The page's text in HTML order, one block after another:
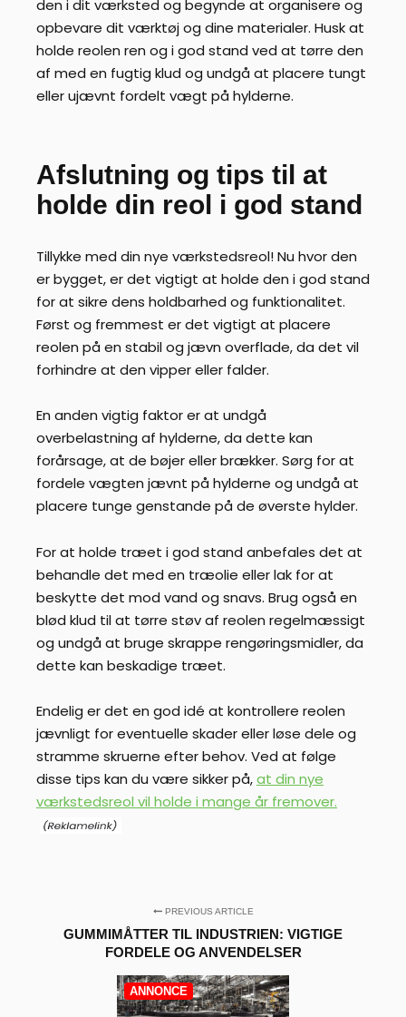
den i dit værksted og begynde at organisere og
opbevare dit værktøj og dine materialer. Husk at
holde reolen ren og i god stand ved at tørre den
af ​​med en fugtig klud og undgå at placere tungt
eller ujævnt fordelt vægt på hylderne.
Afslutning og tips til at
holde din reol i god stand
Tillykke med din nye værkstedsreol! Nu hvor den
er bygget, er det vigtigt at holde den i god stand
for at sikre dens holdbarhed og funktionalitet.
Først og fremmest er det vigtigt at placere
reolen på en stabil og jævn overflade, da det vil
forhindre at den vipper eller falder.
En anden vigtig faktor er at undgå
overbelastning af hylderne, da dette kan
forårsage, at de bøjer eller brækker. Sørg for at
fordele vægten jævnt på hylderne og undgå at
placere tunge genstande på de øverste hylder.
For at holde træet i god stand anbefales det at
behandle det med en træolie eller lak for at
beskytte det mod vand og snavs. Brug også en
blød klud til at tørre støv af reolen regelmæssigt
og undgå at bruge skrappe rengøringsmidler, da
dette kan beskadige træet.
Endelig er det en god idé at kontrollere reolen
jævnligt for eventuelle skader eller løse dele og
stramme skruerne efter behov. Ved at følge
disse tips kan du være sikker på,at din nye
værkstedsreol vil holde i mange år fremover.
PREVIOUS ARTICLE
GUMMIMÅTTER TIL INDUSTRIEN: VIGTIGE
FORDELE OG ANVENDELSER
ANNONCE